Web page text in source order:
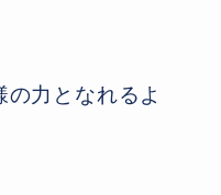
の力となれるよ